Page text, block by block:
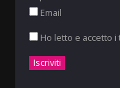
Email
Ho letto e accetto